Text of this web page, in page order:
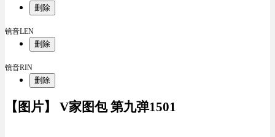
删除
镜音LEN
删除
镜音RIN
删除
【图片】 V家图包 第九弹1501